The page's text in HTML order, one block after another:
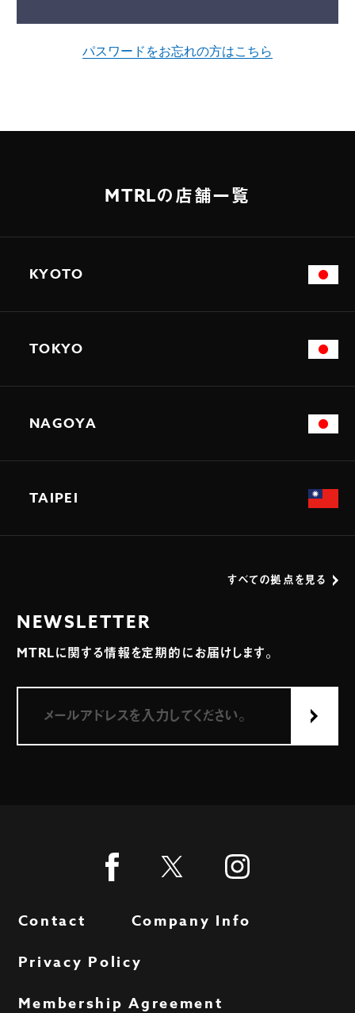
パスワードをお忘れの方はこちら
MTRLの店舗一覧
KYOTO
TOKYO
NAGOYA
TAIPEI
すべての拠点を見る
NEWSLETTER
MTRLに関する情報を定期的にお届けします。
Contact
Company Info
Privacy Policy
Membership Agreement